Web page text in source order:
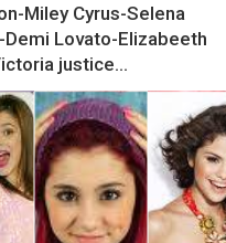
Miley Cyrus-Selena
Demi Lovato-Elizabeeth
justice...